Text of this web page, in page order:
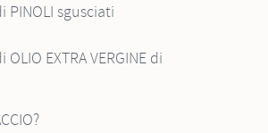
PINOLI sgusciati
OLIO EXTRA VERGINE di